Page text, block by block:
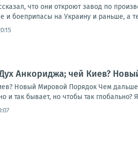
что они откроют завод по
и боеприпасы на Украину и раньше, а
Анкориджа; чей Киев?
Новый Мировой Порядок Чем
и так бывает, но чтобы так